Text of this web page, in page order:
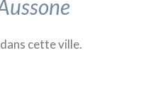
cette ville.